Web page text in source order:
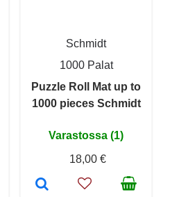
Schmidt
1000 Palat
Puzzle Roll Mat up to
1000 pieces Schmidt
Varastossa (1)
18,00 €